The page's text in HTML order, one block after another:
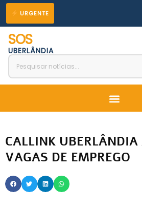
para
conteúdo
URGENTE
SOS
UBERLÂNDIA
Menu
CALLINK
VAGAS DE EMPREGO